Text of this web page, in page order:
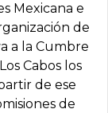
Mexicana e
de
a la Cumbre
Cabos los
de ese
de